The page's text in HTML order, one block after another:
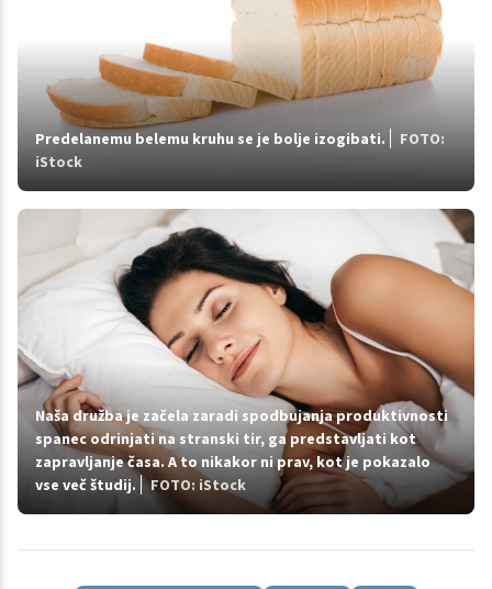
Predelanemu belemu kruhu se je bolje izogibati.
FOTO:
iStock
Naša družba je začela zaradi spodbujanja produktivnosti
spanec odrinjati na stranski tir, ga predstavljati kot
zapravljanje časa. A to nikakor ni prav, kot je pokazalo
vse več študij.
FOTO: iStock